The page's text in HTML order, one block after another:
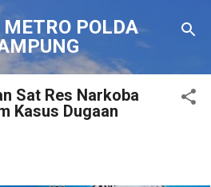
ke konten utamaPOLDA
Sat Res Narkoba
Kasus Dugaan